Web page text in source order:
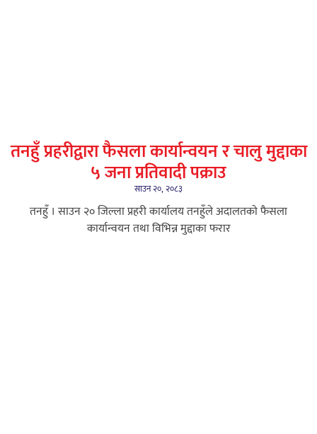
तनहुँ प्रहरीद्वारा फैसला कार्यान्वयन र चालु मुद्दाका
५ जना प्रतिवादी पक्राउ
साउन २०, २०८३
तनहुँ । साउन २० जिल्ला प्रहरी कार्यालय तनहुँले अदालतको फैसला
कार्यान्वयन तथा विभिन्न मुद्दाका फरार